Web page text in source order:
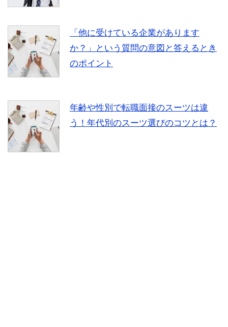
「他に受けている企業があります
か？」という質問の意図と答えるとき
のポイント
年齢や性別で転職面接のスーツは違
う！年代別のスーツ選びのコツとは？